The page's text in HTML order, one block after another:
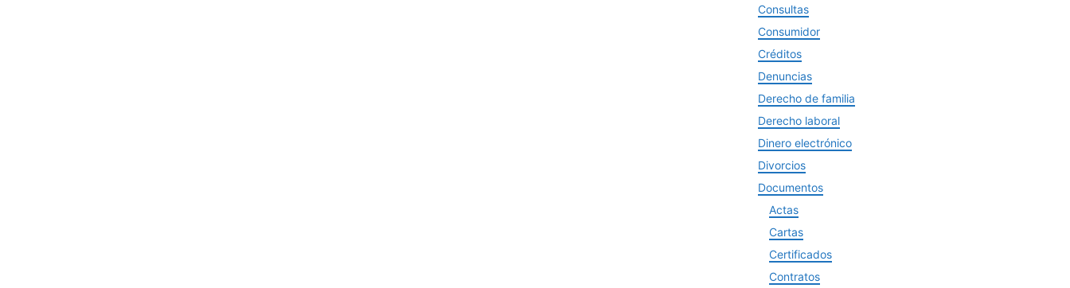
Consultas
Consumidor
Créditos
Denuncias
Derecho de familia
Derecho laboral
Dinero electrónico
Divorcios
Documentos
Actas
Cartas
Certificados
Contratos